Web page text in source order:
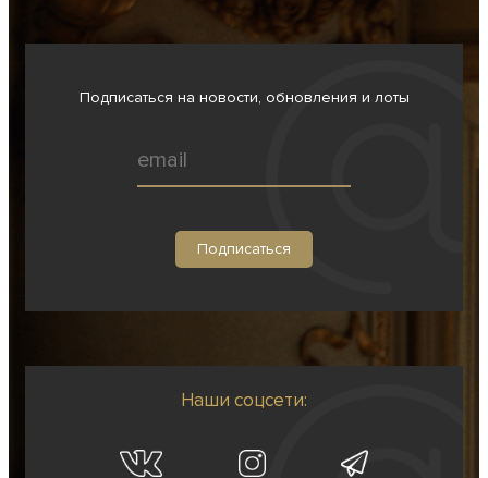
Подписаться на новости, обновления и лоты
Наши соцсети: